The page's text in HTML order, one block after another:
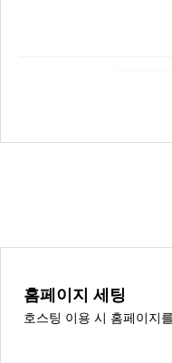
홈페이지 세팅
호스팅 이용 시 홈페이지